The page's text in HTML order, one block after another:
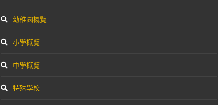
幼稚園概覽
小學概覽
中學概覽
特殊學校